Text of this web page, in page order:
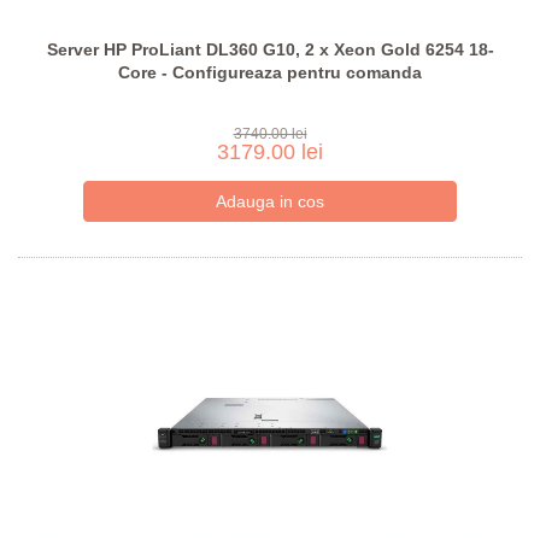
Server HP ProLiant DL360 G10, 2 x Xeon Gold 6254 18-
Core - Configureaza pentru comanda
3740.00 lei
3179.00 lei